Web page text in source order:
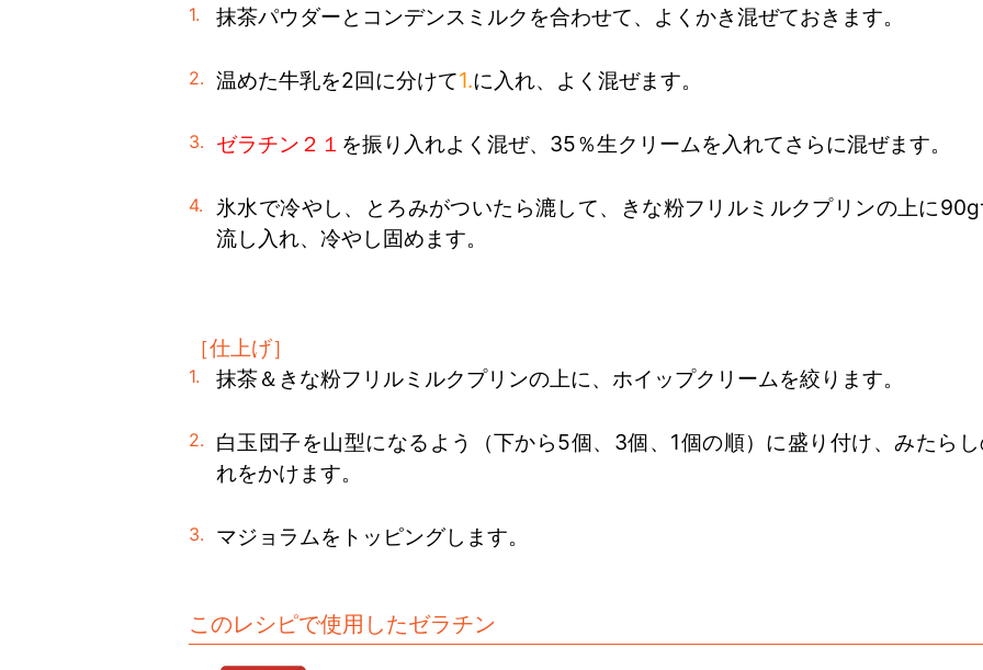
抹茶パウダーとコンデンスミルクを合わせて、よくかき混ぜておきます。
温めた牛乳を2回に分けて1.に入れ、よく混ぜます。
ゼラチン２１ を振り入れよく混ぜ、35％生クリームを入れてさらに混ぜます。
氷水で冷やし、とろみがついたら漉して、きな粉フリルミルクプリンの上に
流し入れ、冷やし固めます。
［仕上げ］
抹茶＆きな粉フリルミルクプリンの上に、ホイップクリームを絞ります。
白玉団子を山型になるよう（下から5個、3個、1個の順）に盛り付け、みたら
れをかけます。
マジョラムをトッピングします。
このレシピで使用したゼラチン